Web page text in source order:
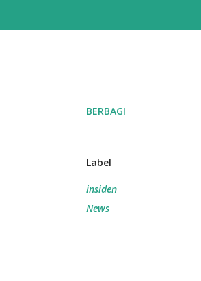
BERBAGI
Label
insiden
News